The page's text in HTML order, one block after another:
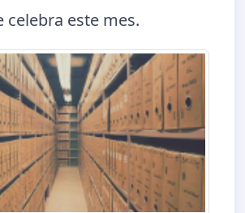
celebra este mes.